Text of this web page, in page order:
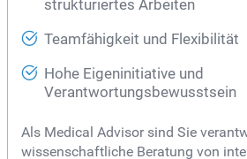
strukturiertes Arbeiten
Teamfähigkeit und Flexibilität
Hohe Eigeninitiative und
Verantwortungsbewusstsein
Als Medical Advisor sind Sie
wissenschaftliche Beratung von